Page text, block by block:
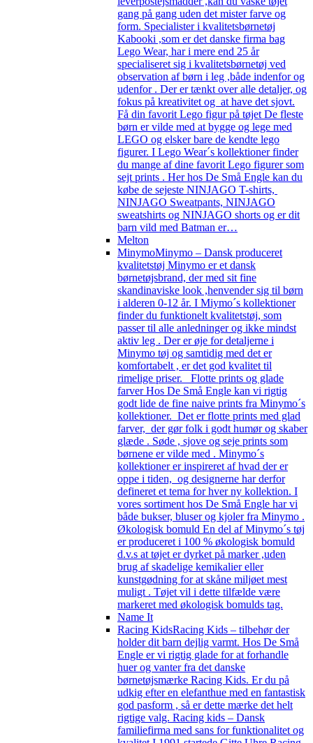
gang på gang uden det mister farve og
form. Specialister i kvalitetsbørnetøj
Kabooki ,som er det danske firma bag
Lego Wear, har i mere end 25 år
specialiseret sig i kvalitetsbørnetøj ved
observation af børn i leg ,både indenfor og
udenfor . Der er tænkt over alle detaljer, og
fokus på kreativitet og at have det sjovt.
Få din favorit Lego figur på tøjet De fleste
børn er vilde med at bygge og lege med
LEGO og elsker bare de kendte lego
figurer. I Lego Wear´s kollektioner finder
du mange af dine favorit Lego figurer som
sejt prints . Her hos De Små Engle kan du
købe de sejeste NINJAGO T-shirts,
NINJAGO Sweatpants, NINJAGO
sweatshirts og NINJAGO shorts og er dit
barn vild med Batman er…
Melton
MinymoMinymo – Dansk produceret
kvalitetstøj Minymo er et dansk
børnetøjsbrand, der med sit fine
skandinaviske look ,henvender sig til børn
i alderen 0-12 år. I Miymo´s kollektioner
finder du funktionelt kvalitetstøj, som
passer til alle anledninger og ikke mindst
aktiv leg . Der er øje for detaljerne i
Minymo tøj og samtidig med det er
komfortabelt , er det god kvalitet til
rimelige priser. Flotte prints og glade
farver Hos De Små Engle kan vi rigtig
godt lide de fine naive prints fra Minymo´s
kollektioner. Det er flotte prints med glad
farver, der gør folk i godt humør og skaber
glæde . Søde , sjove og seje prints som
børnene er vilde med . Minymo´s
kollektioner er inspireret af hvad der er
oppe i tiden, og designerne har derfor
defineret et tema for hver ny kollektion. I
vores sortiment hos De Små Engle har vi
både bukser, bluser og kjoler fra Minymo .
Økologisk bomuld En del af Minymo´s tøj
er produceret i 100 % økologisk bomuld
d.v.s at tøjet er dyrket på marker ,uden
brug af skadelige kemikalier eller
kunstgødning for at skåne miljøet mest
muligt . Tøjet vil i dette tilfælde være
markeret med økologisk bomulds tag.
Name It
Racing KidsRacing Kids – tilbehør der
holder dit barn dejlig varmt. Hos De Små
Engle er vi rigtig glade for at forhandle
huer og vanter fra det danske
børnetøjsmærke Racing Kids. Er du på
udkig efter en elefanthue med en fantastisk
god pasform , så er dette mærke det helt
rigtige valg. Racing kids – Dansk
familiefirma med sans for funktionalitet og